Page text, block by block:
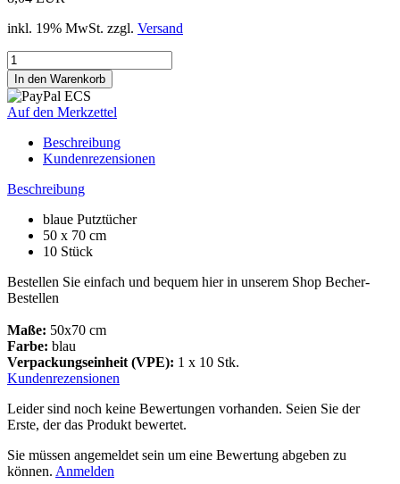
inkl. 19% MwSt. zzgl. Versand
Auf den Merkzettel
Beschreibung
Kundenrezensionen
Beschreibung
blaue Putztücher
50 x 70 cm
10 Stück
Bestellen Sie einfach und bequem hier in unserem Shop Becher-
Bestellen
Maße: 50x70 cm
Farbe: blau
Verpackungseinheit (VPE): 1 x 10 Stk.
Kundenrezensionen
Leider sind noch keine Bewertungen vorhanden. Seien Sie der
Erste, der das Produkt bewertet.
Sie müssen angemeldet sein um eine Bewertung abgeben zu
können. Anmelden